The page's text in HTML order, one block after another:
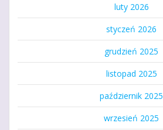
luty 2026
styczeń 2026
grudzień 2025
listopad 2025
październik 2025
wrzesień 2025